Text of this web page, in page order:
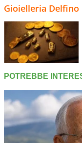
Gioielleria Delfino